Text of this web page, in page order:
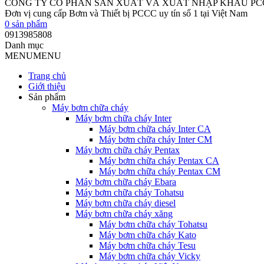
CÔNG TY CỔ PHẦN SẢN XUẤT VÀ XUẤT NHẬP KHẨU
Đơn vị cung cấp Bơm và Thiết bị PCCC uy tín số 1 tại Việt Nam
0 sản phẩm
0913985808
Danh mục
MENUMENU
Trang chủ
Giới thiệu
Sản phẩm
Máy bơm chữa cháy
Máy bơm chữa cháy Inter
Máy bơm chữa cháy Inter CA
Máy bơm chữa cháy Inter CM
Máy bơm chữa cháy Pentax
Máy bơm chữa cháy Pentax CA
Máy bơm chữa cháy Pentax CM
Máy bơm chữa cháy Ebara
Máy bơm chữa cháy Tohatsu
Máy bơm chữa cháy diesel
Máy bơm chữa cháy xăng
Máy bơm chữa cháy Tohatsu
Máy bơm chữa cháy Kato
Máy bơm chữa cháy Tesu
Máy bơm chữa cháy Vicky